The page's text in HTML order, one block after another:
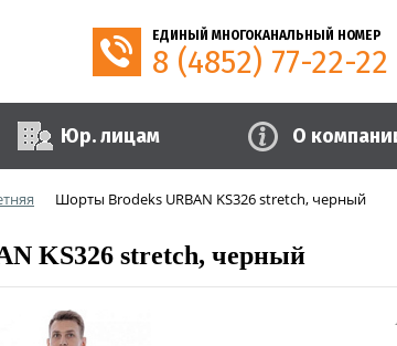
ЕДИНЫЙ МНОГОКАНАЛЬНЫЙ НОМЕР
8 (4852) 77-22-22
Юр. лицам О
Шорты Brodeks URBAN KS326 stretch, черный
KS326 stretch, черный